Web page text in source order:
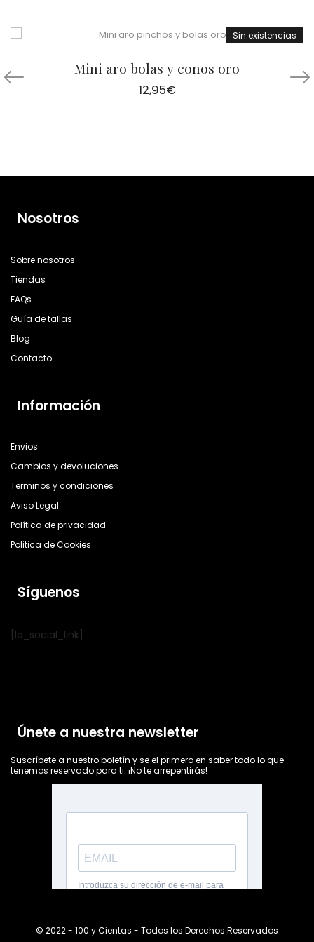
Sin existencias
Mini aro bolas y conos oro
12,95€
Nosotros
Sobre nosotros
Tiendas
FAQs
Guía de tallas
Blog
Contacto
Información
Envios
Cambios y devoluciones
Terminos y condiciones
Aviso Legal
Política de privacidad
Politica de Cookies
Síguenos
[la_social_link]
Únete a nuestra newsletter
Suscríbete a nuestro boletín y se el primero en saber todo lo que
tenemos reservado para ti. ¡No te arrepentirás!
© 2022 - 100 y Cientas - Todos los Derechos Reservados